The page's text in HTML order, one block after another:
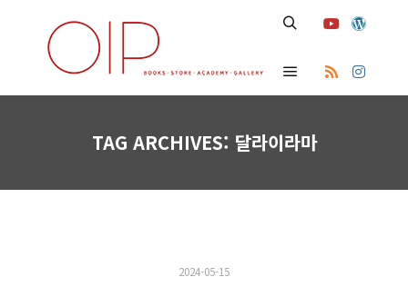
Main menu
TAG ARCHIVES: 달라이라마
2024-05-15